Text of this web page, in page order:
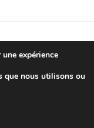
expérience
que nous utilisons ou